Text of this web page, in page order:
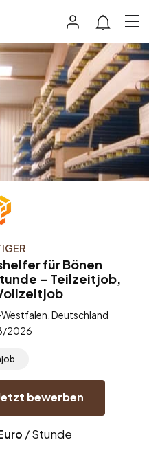
für Bönen
– Teilzeitjob,
Deutschland
2026
bewerben
/ Stunde